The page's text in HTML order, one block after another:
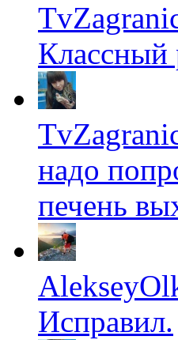
Классный
надо
печень
Исправил.